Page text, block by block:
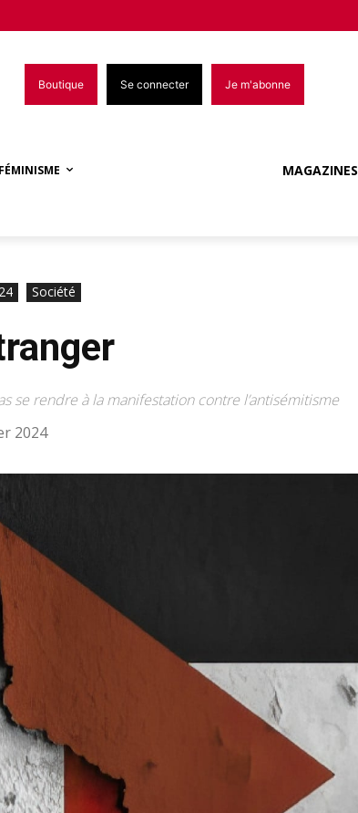
Boutique Se connecter Je m'abonne
FÉMINISME MAGAZINES
Société
rendre à la manifestation contre l’antisémitisme
2024